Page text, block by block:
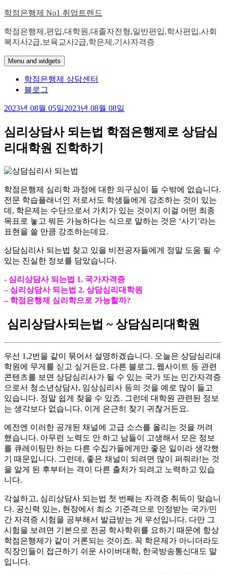
Skip
content
학점은행제 No1 취업트렌드
학점은행제,편입,대학원,대졸자전형,일반편입,학사편입,사회
복지사2급,보육교사2급,학은제,기사자격증
Menu and widgets
학점은행제 상담센터
블로그
2023년 08월 05일2023년 08월 08일
심리상담사 되는법 학점은행제로 상담심
리대학원 진학하기
학점은행제 심리학 과정에 대한 의구심이 들 수밖에 없습니다.
전문 학습플래너인 저로서도 학생들에게 강조하는 것이 있는
데, 학은제는 수단으로서 가치가 있는 것이지 이걸 어떤 최종
목표로 놓고 뭐든 가능하다는 식으로 말하는 것은 ‘사기’라는
표현을 쓸 만큼 강조하는데요.
​상담심리사 되는법 찾고 있을 비전공자들에게 정말 도움 될 수
있는 진실한 정보를 담았습니다.
​- 심리상담사 되는법 1. 국가자격증
– 심리상담사 되는법 2. 상담심리대학원
– 학점은행제 심리학으로 가능할까?
심리상담사되는법 ~ 상담심리대학원
우선 1,2번을 같이 묶어서 설명하겠습니다. 오늘은 상담심리대
학원에 무게를 싣고 싶거든요. 다른 블로그, 웹사이트 등 관련
콘텐츠를 보면 상담심리사가 될 수 있는 국가 또는 민간자격증
으로서 청소년상담사, 임상심리사 등의 것을 예로 많이 들고
있습니다. 정말 쉽게 찾을 수 있죠. 그런데 대학원 관련된 정보
는 생각보다 없습니다. 이게 은근히 찾기 귀찮거든요.
​예전엔 이러한 공개된 채널에 고급 소스를 올리는 것을 꺼려
했습니다. 아무런 노력도 안 하고 남들이 고생해서 모은 정보
를 큐레이팅만 하는 다른 수집가들에게만 좋은 일이라 생각했
기 때문입니다. 그런데, 좋은 채널이 되려면 많이 퍼줘라!는 것
을 알게 된 후부터는 격이 다른 출처가 되려고 노력하고 있습
니다.
​각설하고, 심리상담사 되는법 첫 번째는 자격증 취득이 맞습니
다. 공신력 있는, 현장에서 최소 기준격으로 인정받는 국가/민
간 자격증 시험을 공부해서 발급받는 게 우선입니다. 다만 그
시험을 보려면 기본으로 전공 학사학위를 요하기 때문에 항상
학점은행제가 같이 거론되는 것이죠. 꼭 학은제가 아니더라도
직장인들이 접근하기 쉬운 사이버대학, 한국방송통신대도 말
입니다.